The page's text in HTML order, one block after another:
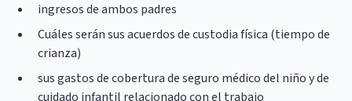
ingresos de ambos padres
Cuáles serán sus acuerdos de custodia física (tiempo de
crianza)
sus gastos de cobertura de seguro médico del niño y de
cuidado infantil relacionado con el trabajo